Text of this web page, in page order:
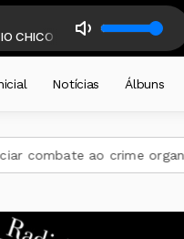
- Galpão Farrapo
Notícias Álbuns
combate ao crime